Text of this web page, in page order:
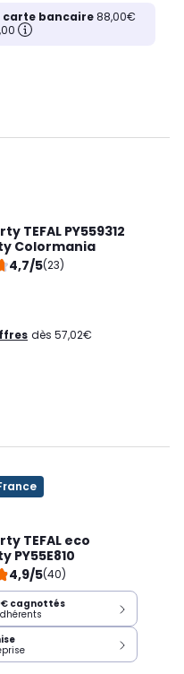
carte bancaire88,00€
TEFAL PY559312
Colormania
4,7/5(23)
dès 57,02€
TEFAL eco
PY55E810
4,9/5(40)
cagnottés